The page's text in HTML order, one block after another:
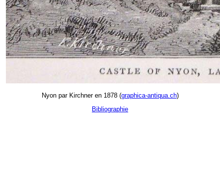
Nyon par Kirchner en 1878 (graphica-antiqua.ch)
Bibliographie